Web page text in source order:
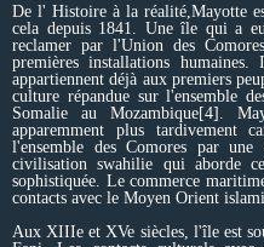
De l' Histoire à la réalité,Mayotte
cela depuis 1841. Une île qui a
reclamer par l'Union des
premières installations
appartiennent déjà aux premiers
culture répandue sur l'ensemble
Somalie au Mozambique[4].
apparemment plus tardivement
l'ensemble des Comores par
civilisation swahilie qui aborde
sophistiquée. Le commerce
contacts avec le Moyen Orient
Aux XIIIe et XVe siècles, l'île est